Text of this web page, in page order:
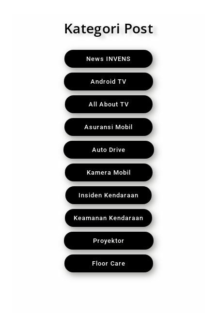
Kategori Post
News INVENS
Android TV
All About TV
Asuransi Mobil
Auto Drive
Kamera Mobil
Insiden Kendaraan
Keamanan Kendaraan
Proyektor
Floor Care